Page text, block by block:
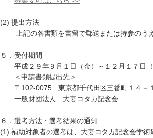
(2) 提出方法
上記の各書類を書留で郵送または持参のう
５．受付期間
平成２９年９月１日（金）～１２月１７日（
＜申請書類提出先＞
〒102-0075 東京都千代田区三番町１４－
一般財団法人 大妻コタカ記念会
６．選考方法・選考結果の通知
(1) 補助対象者の選考は、大妻コタカ記念会学